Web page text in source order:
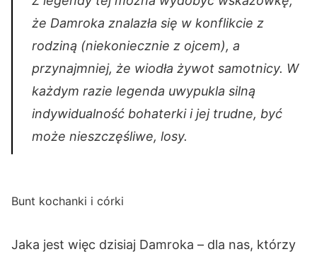
że Damroka znalazła się w konflikcie z
rodziną (niekoniecznie z ojcem), a
przynajmniej, że wiodła żywot samotnicy. W
każdym razie legenda uwypukla silną
indywidualność bohaterki i jej trudne, być
może nieszczęśliwe, losy.
Bunt kochanki i córki
Jaka jest więc dzisiaj Damroka – dla nas, którzy